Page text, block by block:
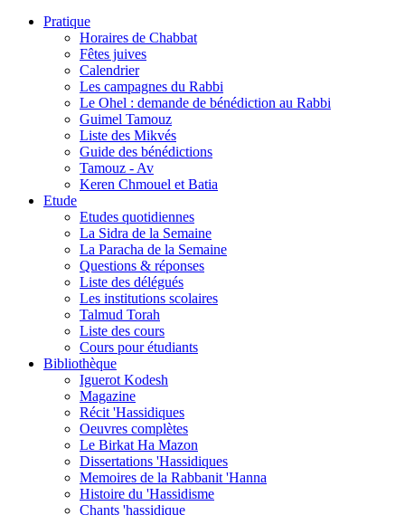
Pratique
Horaires de Chabbat
Fêtes juives
Calendrier
Les campagnes du Rabbi
Le Ohel : demande de bénédiction au Rabbi
Guimel Tamouz
Liste des Mikvés
Guide des bénédictions
Tamouz - Av
Keren Chmouel et Batia
Etude
Etudes quotidiennes
La Sidra de la Semaine
La Paracha de la Semaine
Questions & réponses
Liste des délégués
Les institutions scolaires
Talmud Torah
Liste des cours
Cours pour étudiants
Bibliothèque
Iguerot Kodesh
Magazine
Récit 'Hassidiques
Oeuvres complètes
Le Birkat Ha Mazon
Dissertations 'Hassidiques
Memoires de la Rabbanit 'Hanna
Histoire du 'Hassidisme
Chants 'hassidique